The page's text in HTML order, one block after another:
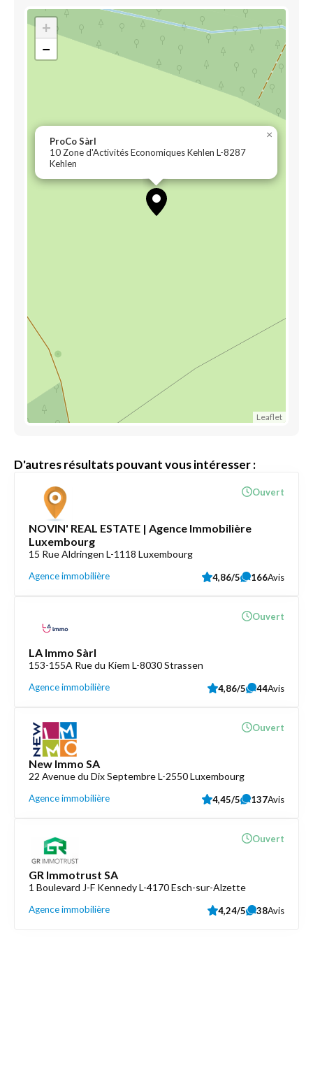
ProCo Sàrl
10 Zone d'Activités Economiques Kehlen L-8287
Kehlen
×
+
−
Leaflet
D'autres résultats pouvant vous intéresser :
NOVIN' REAL ESTATE | Agence Immobilière
Luxembourg
15 Rue Aldringen L-1118 Luxembourg
Agence immobilière
Ouvert
4,86/5 166Avis
LA Immo Sàrl
153-155A Rue du Kiem L-8030 Strassen
Agence immobilière
Ouvert
4,86/5 44Avis
New Immo SA
22 Avenue du Dix Septembre L-2550 Luxembourg
Agence immobilière
Ouvert
4,45/5 137Avis
GR Immotrust SA
1 Boulevard J-F Kennedy L-4170 Esch-sur-Alzette
Agence immobilière
Ouvert
4,24/5 38Avis